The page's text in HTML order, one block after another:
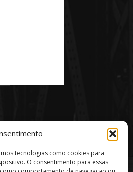
tecnologias como cookies para
O consentimento para essas